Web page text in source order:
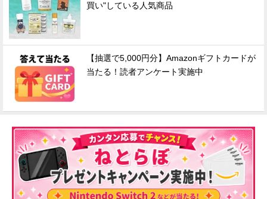
買い"している人気商品
【抽選で5,000円分】Amazonギフトカードが
当たる！読者アンケート実施中